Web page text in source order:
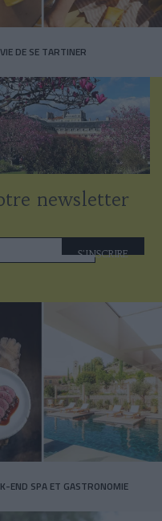
DE SE TARTINER
newsletter
S'INSCRIRE
END SPA ET GASTRONOMIE